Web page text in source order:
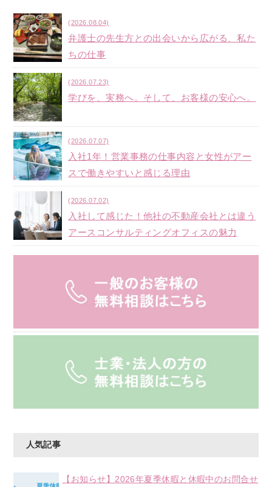
(2026.08.04)
弁護士の先生方との出会いから広がる、私た
ちの仕事
(2026.07.23)
学びを、実務へ。そして、お客様の安心へ。
(2026.07.07)
入社1年！営業事務の仕事内容と女性がアー
スで働きやすいと感じる理由
(2026.07.02)
入社して感じた！他社の不動産会社とは違う
アースコンサルティングオフィスの魅力
人気記事
【お知らせ】2026年夏季休暇と休暇中のお問合せ